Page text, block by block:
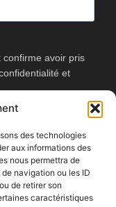
des technologies
aux informations des
nous permettra de
navigation ou les ID
de retirer son
caractéristiques
avoir pris
et
cliquant sur le lien
des
proposés.